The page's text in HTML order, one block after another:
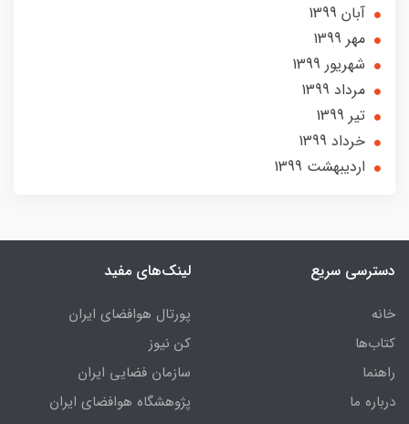
آبان 1399
مهر 1399
شهریور 1399
مرداد 1399
تير 1399
خرداد 1399
ارديبهشت 1399
دسترسی سریع
خانه
کتاب‌ها
راهنما
درباره ما
لینک‌های مفید
پورتال هوافضای ایران
کن نیوز
سازمان فضایی ایران
پژوهشگاه هوافضای ایران